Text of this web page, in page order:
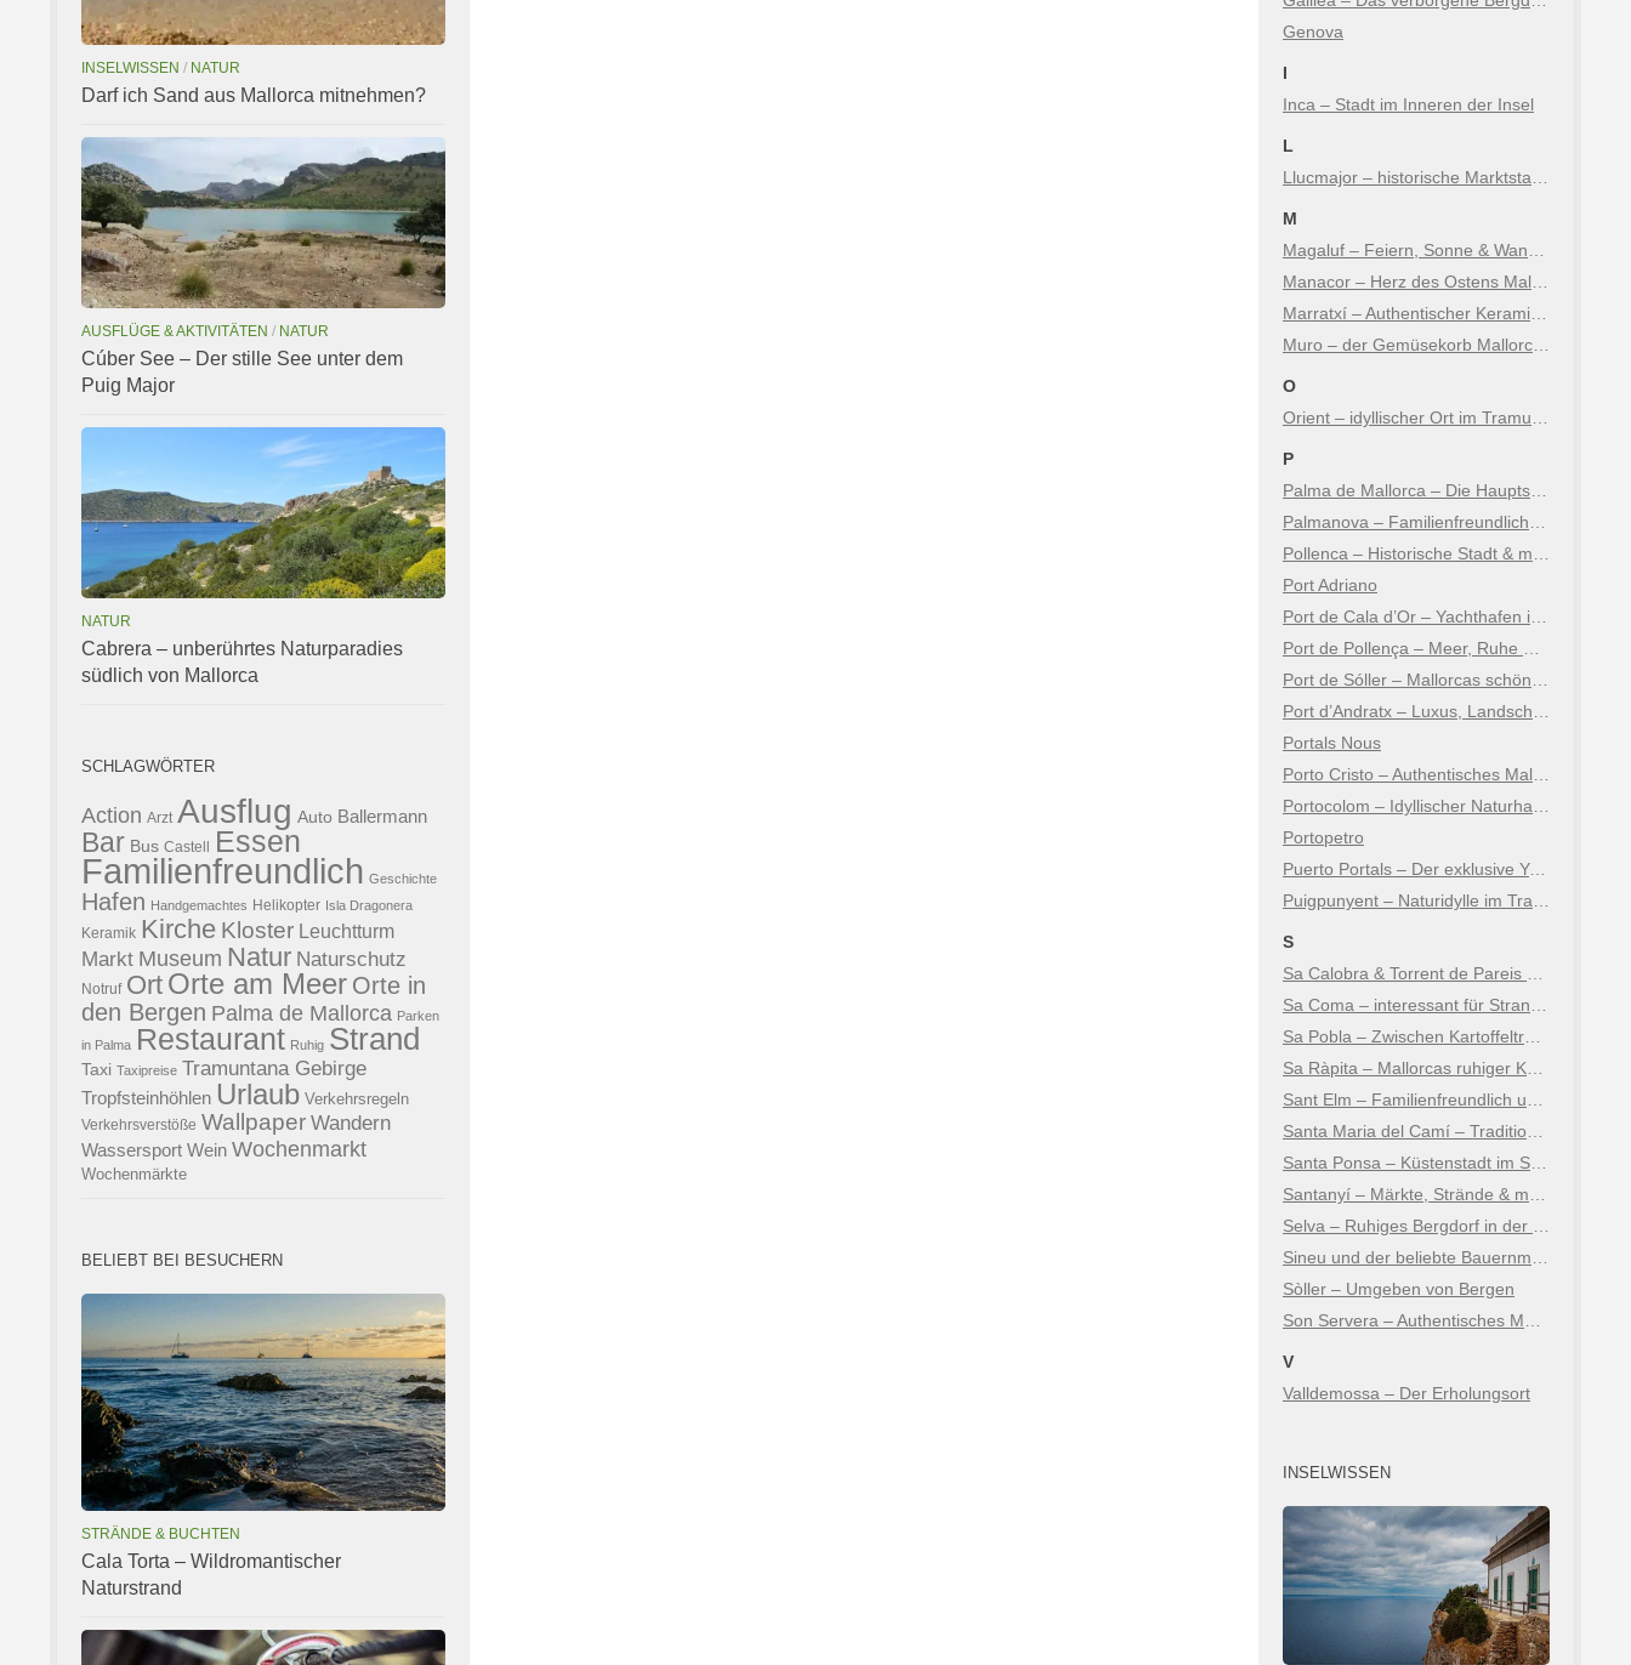
INSELWISSEN / NATUR
Darf ich Sand aus Mallorca mitnehmen?
AUSFLÜGE & AKTIVITÄTEN / NATUR
Cúber See – Der stille See unter dem
Puig Major
NATUR
Cabrera – unberührtes Naturparadies
südlich von Mallorca
SCHLAGWÖRTER
Action Arzt Ausflug Auto Ballermann
Bar Bus Castell Essen
Familienfreundlich Geschichte
Hafen Handgemachtes Helikopter Isla Dragonera
Keramik Kirche Kloster Leuchtturm
Markt Museum Natur Naturschutz
Notruf Ort Orte am Meer Orte in
den Bergen Palma de Mallorca Parken
in Palma Restaurant Ruhig Strand
Taxi Taxipreise Tramuntana Gebirge
Tropfsteinhöhlen Urlaub Verkehrsregeln
Verkehrsverstöße Wallpaper Wandern
Wassersport Wein Wochenmarkt
Wochenmärkte
BELIEBT BEI BESUCHERN
STRÄNDE & BUCHTEN
Cala Torta – Wildromantischer
Naturstrand
Genova
I
Inca – Stadt im Inneren der Insel
L
M
O
P
Port Adriano
Portals Nous
Portopetro
Puerto Portals – Der exklusive Yachthafen
S
Sòller – Umgeben von Bergen
V
Valldemossa – Der Erholungsort
INSELWISSEN